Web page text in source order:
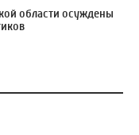
области осуждены